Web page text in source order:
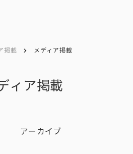
掲載 メディア掲載
ィア掲載
アーカイブ